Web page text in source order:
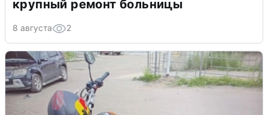
крупный ремонт больницы
8 августа 2